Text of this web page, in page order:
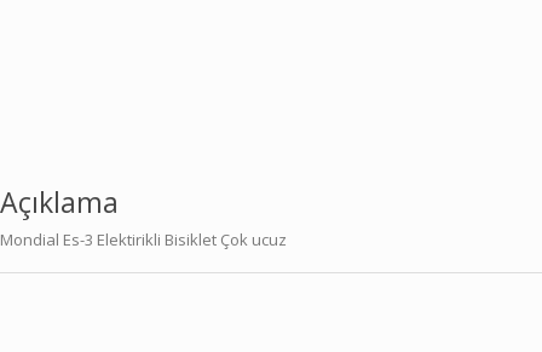
Açıklama
Mondial Es-3 Elektirikli Bisiklet Çok ucuz